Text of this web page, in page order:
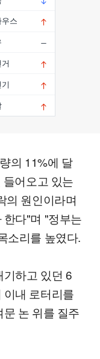
의 11%에 달
어오고 있는
의 원인이라며
다"며 "정부는
소리를 높였다.
기하고 있던 6
내 로터리를
논 위를 질주